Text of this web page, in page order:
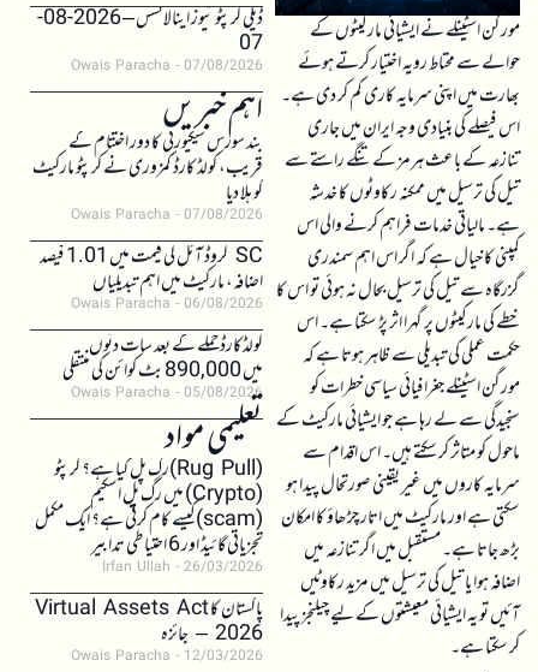
مورگن اسٹینلے نے ایشیائی مارکیٹوں کے
حوالے سے محتاط رویہ اختیار کرتے ہوئے
بھارت میں اپنی سرمایہ کاری کم کر دی ہے۔
اس فیصلے کی بنیادی وجہ ایران میں جاری
تنازعہ کے باعث ہرمز کے تنگے راستے سے
تیل کی ترسیل میں ممکنہ رکاوٹوں کا خدشہ
ہے۔ مالیاتی خدمات فراہم کرنے والی اس
کمپنی کا خیال ہے کہ اگر اس اہم سمندری
گزرگاہ سے تیل کی ترسیل بحال نہ ہوئی تو اس کا
خطے کی مارکیٹوں پر گہرا اثر پڑ سکتا ہے۔ اس
حکمت عملی کی تبدیلی سے ظاہر ہوتا ہے کہ
مورگن اسٹینلے جغرافیائی سیاسی خطرات کو
سنجیدگی سے لے رہا ہے جو ایشیائی مارکیٹ کے
ماحول کو متاثر کر سکتے ہیں۔ اس اقدام سے
سرمایہ کاروں میں غیر یقینی صورتحال پیدا ہو
سکتی ہے اور مارکیٹ میں اتار چڑھاؤ کا امکان
بڑھ جاتا ہے۔ مستقبل میں اگر تنازعہ میں
اضافہ ہوا یا تیل کی ترسیل میں مزید رکاوٹیں
آئیں تو یہ ایشیائی معیشتوں کے لیے چیلنجز پیدا
کر سکتا ہے۔
ڈیلی کرپٹو نیوز اینالائسس – 2026-08-
07
Owais Paracha 07/08/2026
اہم خبریں
بند سورس سیکیورٹی کا دور اختتام کے
قریب، کولڈ کارڈ کمزوری نے کرپٹو مارکیٹ
کو ہلا دیا
Owais Paracha 07/08/2026
SC کروڈ آئل کی قیمت میں 1.01 فیصد
اضافہ، مارکیٹ میں اہم تبدیلیاں
Owais Paracha 06/08/2026
کولڈکارڈ حملے کے بعد سات دنوں
میں 890,000 بٹ کوائن کی منتقلی
Owais Paracha 05/08/2026
تعلیمی مواد(Rug Pull)رگ پل کیا ہے؟ کرپٹو
(Crypto) میں رگ پل اسکیم
(scam)کیسے کام کرتی ہے؟ ایک مکمل
تجزیاتی گائیڈ اور 6 احتیاطی تدابیر
Irfan Ullah 26/03/2026
پاکستان کا Virtual Assets Act
2026 – جائزہ
Owais Paracha 12/03/2026